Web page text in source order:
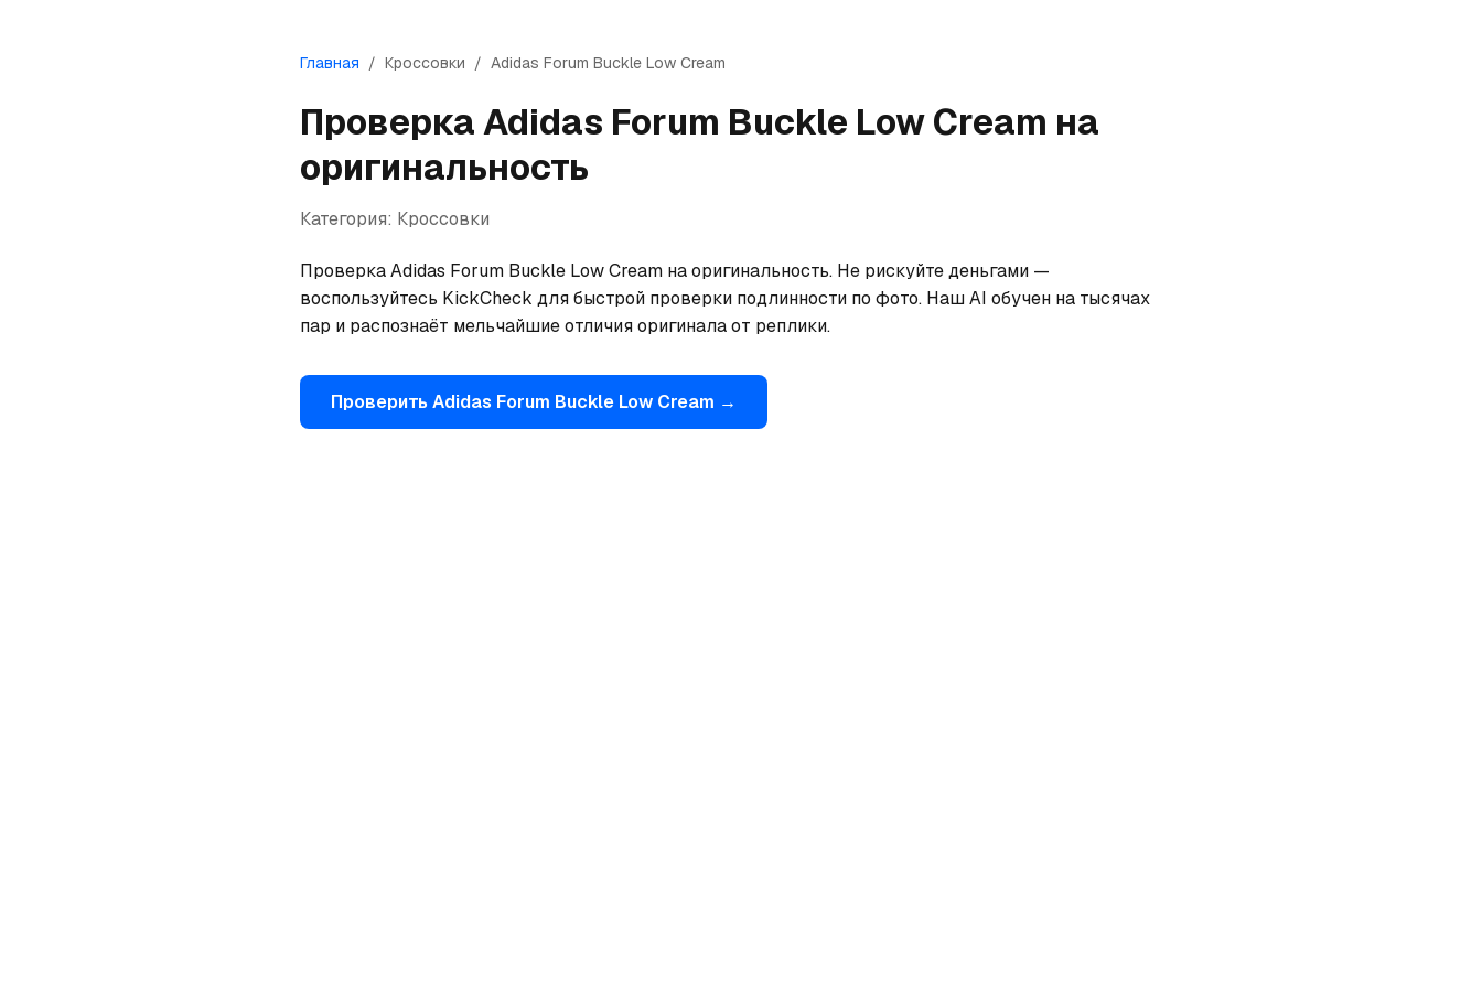
Главная / Кроссовки / Adidas Forum Buckle Low Cream
ПроверкаAdidas Forum Buckle Low Cream на
оригинальность
Категория: Кроссовки
Проверка Adidas Forum Buckle Low Cream на оригинальность. Не рискуйте деньгами —
воспользуйтесь KickCheck для быстрой проверки подлинности по фото. Наш AI обучен на тысячах
пар и распознаёт мельчайшие отличия оригинала от реплики.
Проверить Adidas Forum Buckle Low Cream →